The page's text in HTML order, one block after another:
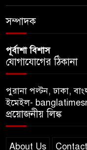
সম্পাদক
পূর্বাশা বিশাস
যোগাযোগের ঠিকানা
পুরানা পল্টন, ঢাকা,
ইমেইল-
প্রয়োজনীয় লিঙ্ক
About Us